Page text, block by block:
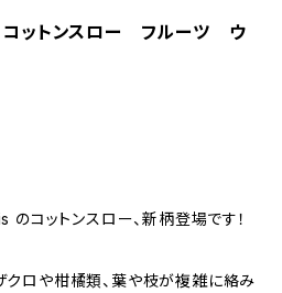
ットンスロー フルーツ ウ
コットンスロー、新柄登場です！
ロや柑橘類、葉や枝が複雑に絡み